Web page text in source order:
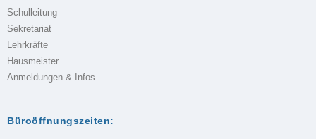
Schulleitung
Sekretariat
Lehrkräfte
Hausmeister
Anmeldungen & Infos
Büroöffnungszeiten: